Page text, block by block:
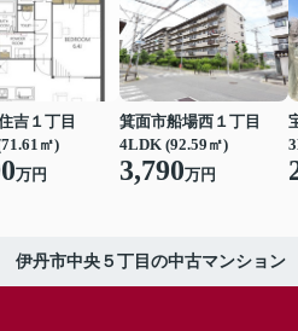
吉１丁目
㎡)
万円
箕面市船場西１丁目
4LDK (92.59㎡)
3,790万円
伊丹市中央５丁目の中古マンション